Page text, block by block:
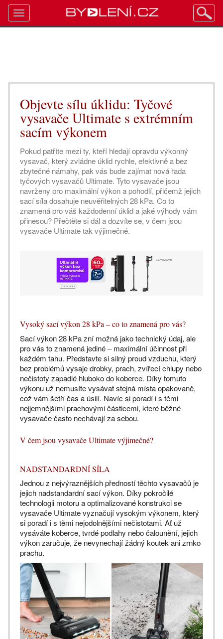
Objevte sílu úklidu: Tyčové
vysavače Ultimate s extrémním
sacím výkonem
Pokud patříte mezi ty, kteří hledají opravdu výkonný
vysavač, který zvládne úklid rychle, efektivně a bez
zbytečné námahy, pak vás bude zajímat nová řada
tyčových vysavačů Ultimate. Tyto vysavače jsou
navrženy pro maximální výkon a pohodlí, přičemž jejich
sací síla dosahuje neuvěřitelných 28 kPa. Co to
znamená pro váš každodenní úklid a jaké výhody vám
přinesou? Přečtěte si dál a dozvíte se, v čem jsou
vysavače Ultimate tak výjimečné.
Vysoký sací výkon 28 kPa – co to znamená pro vás?
Sací výkon 28 kPa zní možná jako technický údaj, ale
pro vás to znamená jediné – maximální účinnost při
každém tahu. Představte si silný proud vzduchu, který
bez problémů vysaje drobky, prach, zvířecí chlupy nebo
nečistoty zapadlé hluboko do koberce. Díky tomuto
výkonu už nemusíte vysávat stejná místa opakovaně,
což vám šetří čas a úsilí. Navíc si poradí i s těmi
nejjemnějšími prachovými částicemi, které běžné
vysavače často nechávají za sebou.
V čem jsou vysavače Ultimate výjimečné?
NADSTANDARDNÍ SÍLA
Jednou z nejvýraznějších předností těchto vysavačů je
jejich nadstandardní sací výkon. Díky pokročilé
technologii motoru a optimalizované konstrukci se
vysavače Ultimate vyznačují vysokým výkonem, který
si poradí i s těmi nejodolnějšími nečistotami. Ať už
vysáváte koberce, tvrdé podlahy nebo čalounění, jejich
výkon zaručuje, že nevynechají žádný koutek ani zrnko
prachu.
Toggle
navigation